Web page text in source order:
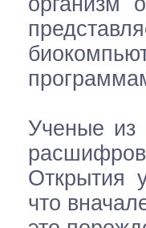
Ученые из
Открытия
что